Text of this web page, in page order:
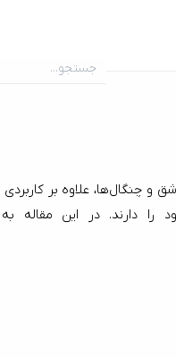
است. قاشق و چنگال‌ها، علاوه